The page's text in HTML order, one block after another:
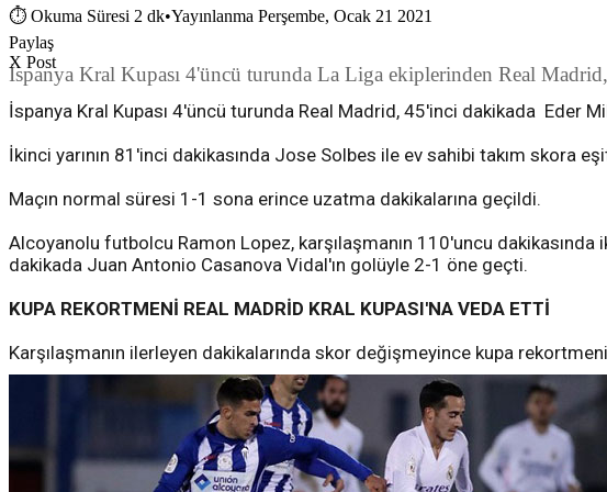
⏱ Okuma Süresi 2 dk•Yayınlanma Perşembe, Ocak 21 2021
Paylaş
X Post
İspanya Kral Kupası 4'üncü turunda La Liga ekiplerinden Real
İspanya Kral Kupası 4'üncü turunda Real Madrid, 45'inci dakikada Eder
İkinci yarının 81'inci dakikasında Jose Solbes ile ev sahibi takım skora
Maçın normal süresi 1-1 sona erince uzatma dakikalarına geçildi.
Alcoyanolu futbolcu Ramon Lopez, karşılaşmanın 110'uncu dakikasında
dakikada Juan Antonio Casanova Vidal'ın golüyle 2-1 öne geçti.
KUPA REKORTMENİ REAL MADRİD KRAL KUPASI'NA VEDA ETTİ
Karşılaşmanın ilerleyen dakikalarında skor değişmeyince kupa